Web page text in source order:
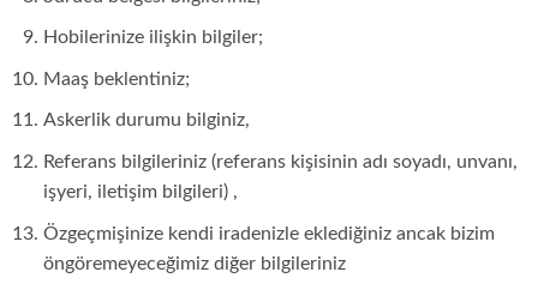
Hobilerinize ilişkin bilgiler;
Maaş beklentiniz;
Askerlik durumu bilginiz,
Referans bilgileriniz (referans kişisinin adı soyadı, unvanı,
işyeri, iletişim bilgileri) ,
Özgeçmişinize kendi iradenizle eklediğiniz ancak bizim
öngöremeyeceğimiz diğer bilgileriniz